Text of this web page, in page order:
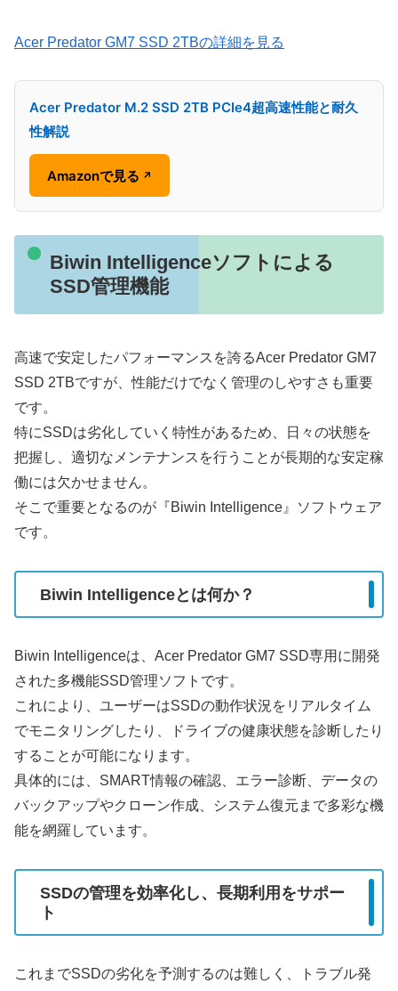
Acer Predator GM7 SSD 2TBの詳細を見る
Acer Predator M.2 SSD 2TB PCIe4超高速性能と耐久
性解説
Amazonで見る ↗
Biwin Intelligenceソフトによる
SSD管理機能
高速で安定したパフォーマンスを誇るAcer Predator GM7
SSD 2TBですが、性能だけでなく管理のしやすさも重要
です。
特にSSDは劣化していく特性があるため、日々の状態を
把握し、適切なメンテナンスを行うことが長期的な安定稼
働には欠かせません。
そこで重要となるのが『Biwin Intelligence』ソフトウェア
です。
Biwin Intelligenceとは何か？
Biwin Intelligenceは、Acer Predator GM7 SSD専用に開発
された多機能SSD管理ソフトです。
これにより、ユーザーはSSDの動作状況をリアルタイム
でモニタリングしたり、ドライブの健康状態を診断したり
することが可能になります。
具体的には、SMART情報の確認、エラー診断、データの
バックアップやクローン作成、システム復元まで多彩な機
能を網羅しています。
SSDの管理を効率化し、長期利用をサポー
ト
これまでSSDの劣化を予測するのは難しく、トラブル発